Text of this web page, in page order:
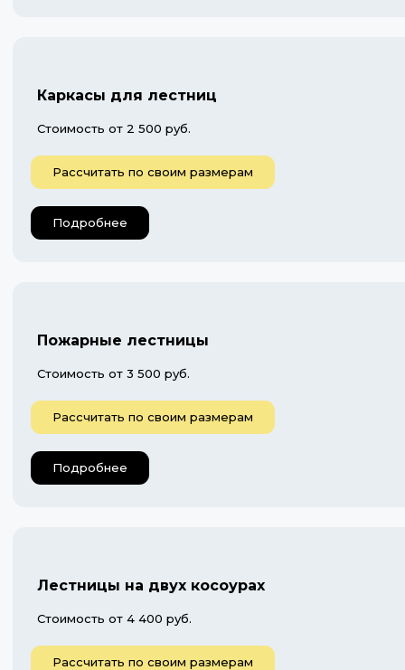
Каркасы для лестниц
Стоимость от 2 500 руб.
Рассчитать по своим размерам
Подробнее
Пожарные лестницы
Стоимость от 3 500 руб.
Рассчитать по своим размерам
Подробнее
Лестницы на двух косоурах
Стоимость от 4 400 руб.
Рассчитать по своим размерам